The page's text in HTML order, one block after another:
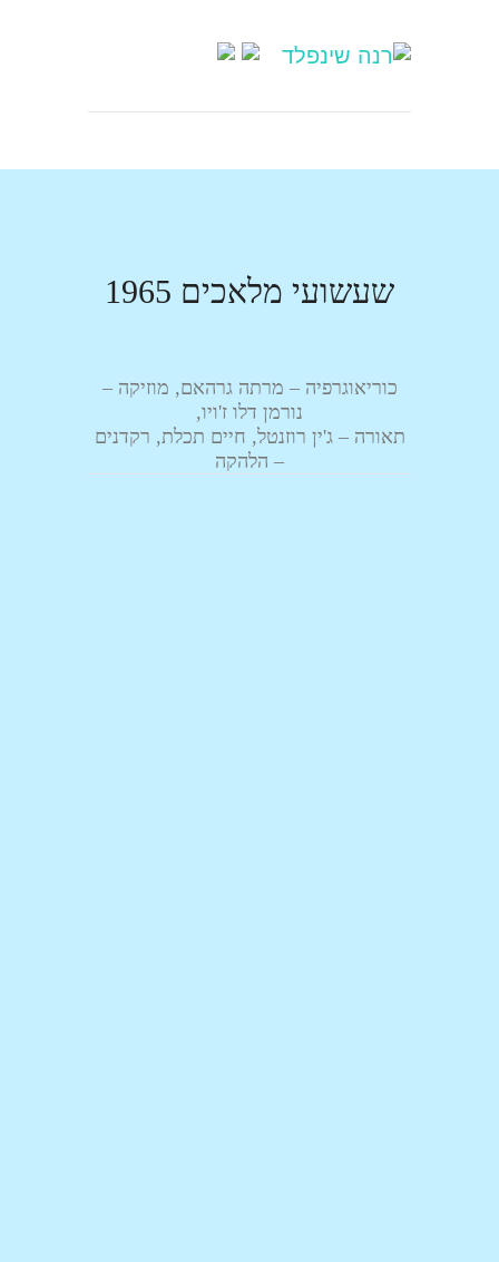
שעשועי מלאכים 1965
כוריאוגרפיה – מרתה גרהאם, מוזיקה –
נורמן דלו ז'ויו,
תאורה – ג'ין רוזנטל, חיים תכלת, רקדנים
– הלהקה